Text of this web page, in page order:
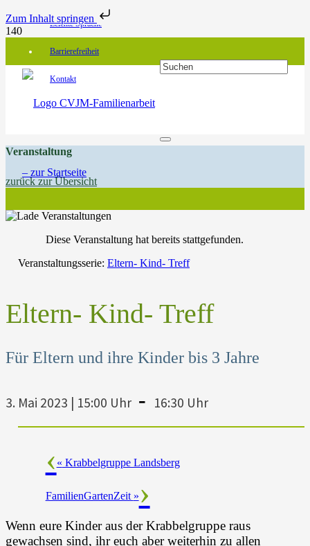
Zum Inhalt springen
Leichte Sprache
Barrierefreiheit
Kontakt
Veranstaltung
zurück zur Übersicht
Diese Veranstaltung hat bereits stattgefunden.
Veranstaltungsserie: Eltern- Kind- Treff
Eltern- Kind- Treff
Für Eltern und ihre Kinder bis 3 Jahre
3. Mai 2023 | 15:00 Uhr - 16:30 Uhr
« Krabbelgruppe Landsberg
FamilienGartenZeit »
Wenn eure Kinder aus der Krabbelgruppe raus
gewachsen sind, ihr euch aber weiterhin zu allen